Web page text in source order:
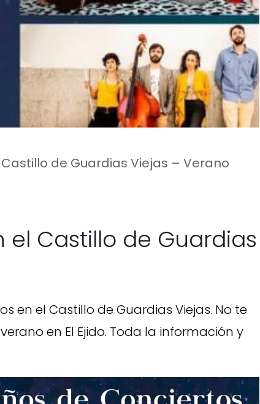
de Guardias Viejas – Verano
Castillo de Guardias
en el Castillo de Guardias Viejas. No te
en El Ejido. Toda la información y